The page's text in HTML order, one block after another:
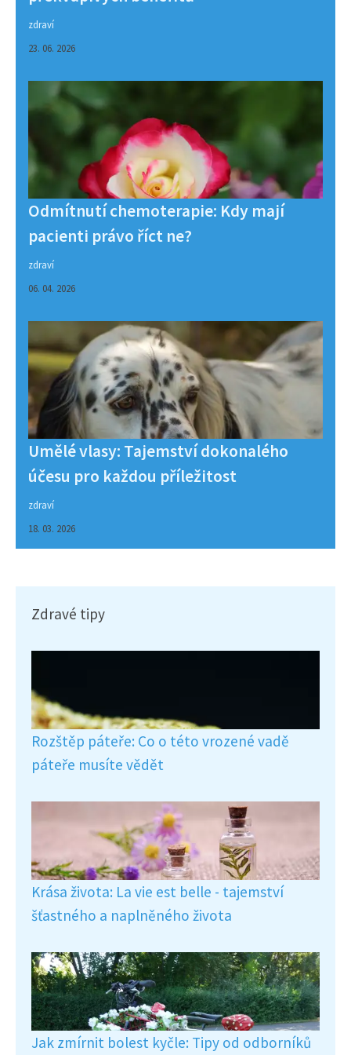
zdraví
23. 06. 2026
Odmítnutí chemoterapie: Kdy mají
pacienti právo říct ne?
zdraví
06. 04. 2026
Umělé vlasy: Tajemství dokonalého
účesu pro každou příležitost
zdraví
18. 03. 2026
Zdravé tipy
Rozštěp páteře: Co o této vrozené vadě
páteře musíte vědět
Krása života: La vie est belle - tajemství
šťastného a naplněného života
Jak zmírnit bolest kyčle: Tipy od odborníků